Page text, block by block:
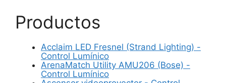
Productos
Acclaim LED Fresnel (Strand Lighting) -
Control Lumínico
ArenaMatch Utility AMU206 (Bose) -
Control Lumínico